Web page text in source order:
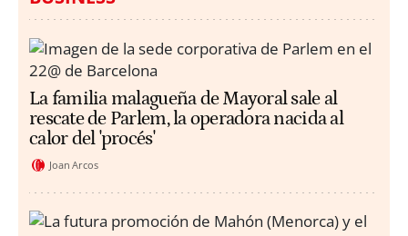
La familia malagueña de Mayoral sale al
rescate de Parlem, la operadora nacida al
calor del 'procés'
Joan Arcos